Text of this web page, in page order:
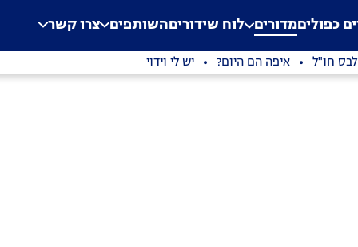
Application error: a
. כפוליםמדורים לוח שידוריםהשותפים צרו קשר
חו"ל איפה הם היום? יש לי וידוי